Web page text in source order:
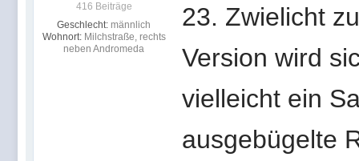
416 Beiträge
Geschlecht: männlich
Wohnort: Milchstraße, rechts
neben Andromeda
23. Zwielicht
Version wird
vielleicht ein
ausgebügelte